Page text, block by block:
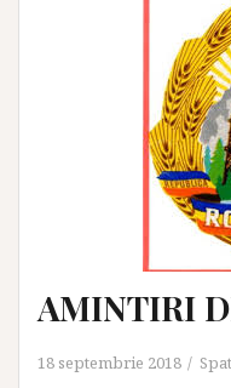
AMINTIRI
18 septembrie 2018